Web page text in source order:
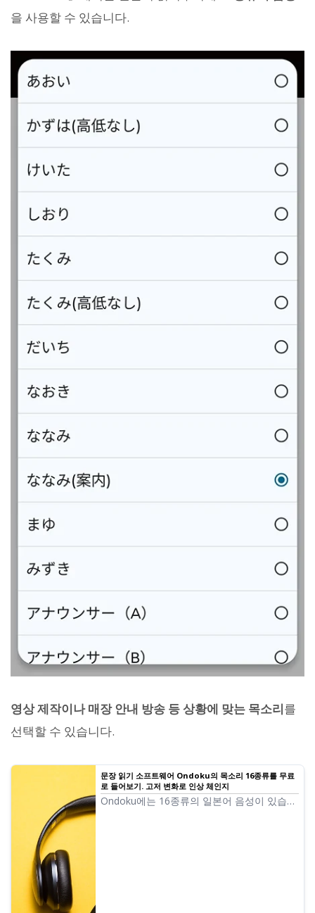
을 사용할 수 있습니다.
영상 제작이나 매장 안내 방송 등 상황에 맞는 목소리를
선택할 수 있습니다.
문장 읽기 소프트웨어 Ondoku의 목소리 16종류를 무료
로 들어보기. 고저 변화로 인상 체인지
Ondoku에는 16종류의 일본어 음성이 있습니